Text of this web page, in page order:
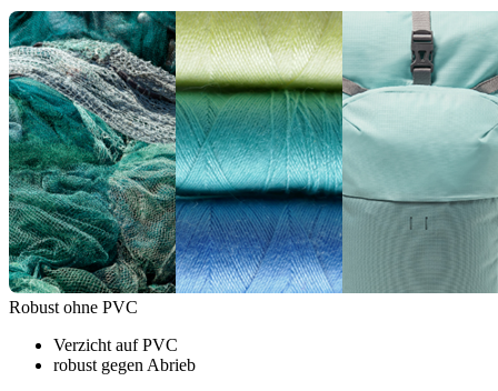
Robust ohne PVC
Verzicht auf PVC
robust gegen Abrieb